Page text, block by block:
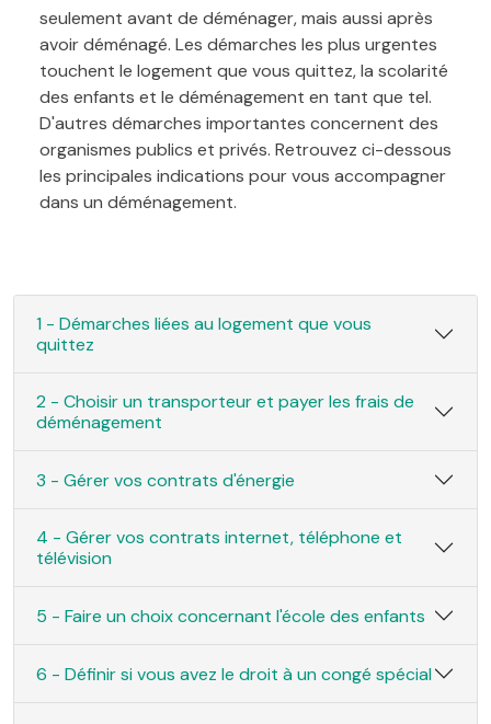
seulement avant de déménager, mais aussi après
avoir déménagé. Les démarches les plus urgentes
touchent le logement que vous quittez, la scolarité
des enfants et le déménagement en tant que tel.
D'autres démarches importantes concernent des
organismes publics et privés. Retrouvez ci-dessous
les principales indications pour vous accompagner
dans un déménagement.
1 - Démarches liées au logement que vous
quittez
2 - Choisir un transporteur et payer les frais de
déménagement
3 - Gérer vos contrats d'énergie
4 - Gérer vos contrats internet, téléphone et
télévision
5 - Faire un choix concernant l'école des enfants
6 - Définir si vous avez le droit à un congé spécial